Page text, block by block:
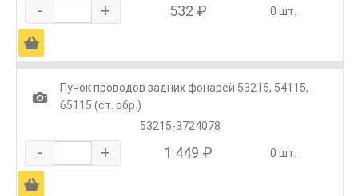
- + 532 ₽ 0 шт.
Ä
1
Пучок проводов задних фонарей 53215, 54115,
65115 (ст. обр.)
53215-3724078
- + 1 449 ₽ 0 шт.
Ä